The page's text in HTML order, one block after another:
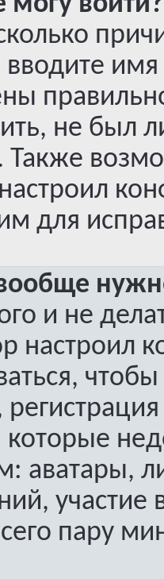
имя
не был
для
и не
которые
аватары,
участие
пару